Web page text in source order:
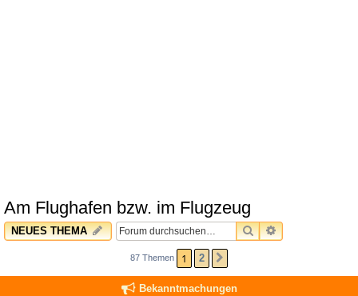
Am Flughafen bzw. im Flugzeug
NEUES THEMA SUCHEERWEITERTE
87 Themen 1 2
Bekanntmachungen